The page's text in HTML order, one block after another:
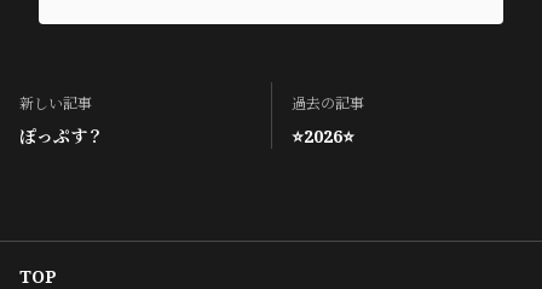
新しい記事
ぽっぷす？
過去の記事
⭐️2026⭐️
TOP